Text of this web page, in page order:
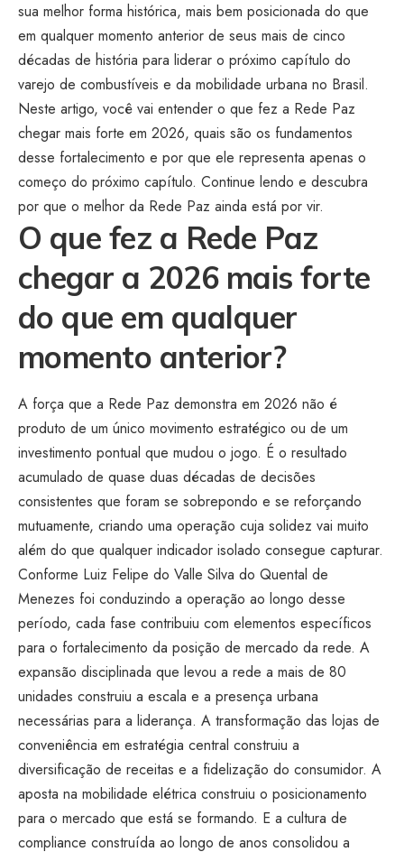
sua melhor forma histórica, mais bem posicionada do que
em qualquer momento anterior de seus mais de cinco
décadas de história para liderar o próximo capítulo do
varejo de combustíveis e da mobilidade urbana no Brasil.
Neste artigo, você vai entender o que fez a Rede Paz
chegar mais forte em 2026, quais são os fundamentos
desse fortalecimento e por que ele representa apenas o
começo do próximo capítulo. Continue lendo e descubra
por que o melhor da Rede Paz ainda está por vir.
O que fez a Rede Paz
chegar a 2026 mais forte
do que em qualquer
momento anterior?
A força que a Rede Paz demonstra em 2026 não é
produto de um único movimento estratégico ou de um
investimento pontual que mudou o jogo. É o resultado
acumulado de quase duas décadas de decisões
consistentes que foram se sobrepondo e se reforçando
mutuamente, criando uma operação cuja solidez vai muito
além do que qualquer indicador isolado consegue capturar.
Conforme Luiz Felipe do Valle Silva do Quental de
Menezes foi conduzindo a operação ao longo desse
período, cada fase contribuiu com elementos específicos
para o fortalecimento da posição de mercado da rede. A
expansão disciplinada que levou a rede a mais de 80
unidades construiu a escala e a presença urbana
necessárias para a liderança. A transformação das lojas de
conveniência em estratégia central construiu a
diversificação de receitas e a fidelização do consumidor. A
aposta na mobilidade elétrica construiu o posicionamento
para o mercado que está se formando. E a cultura de
compliance construída ao longo de anos consolidou a